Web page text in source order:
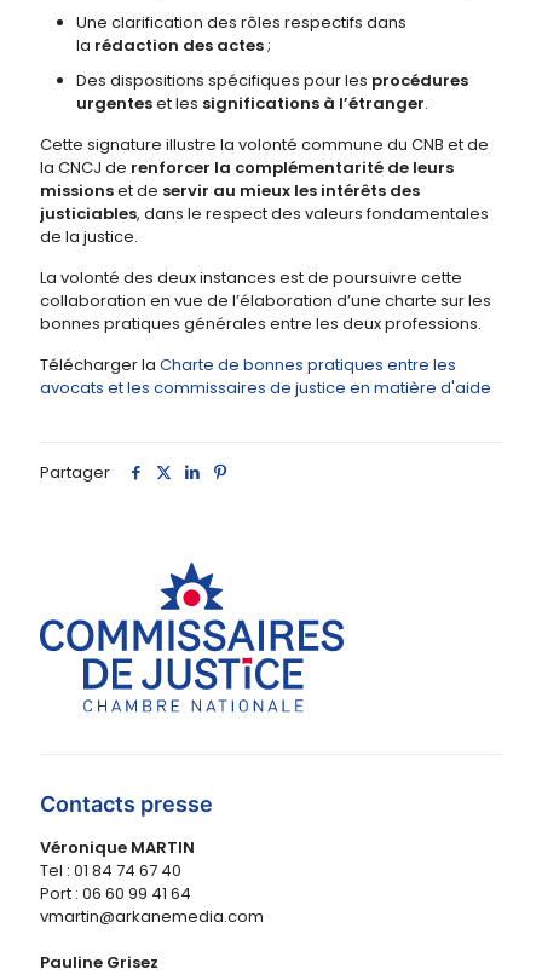
Une clarification des rôles respectifs dans
la rédaction des actes;
Des dispositions spécifiques pour les procédures
urgenteset les significations à l’étranger.
Cette signature illustre la volonté commune du CNB et de
la CNCJ de renforcer la complémentarité de leurs
missionset de servir au mieux les intérêts des
justiciables, dans le respect des valeurs fondamentales
de la justice.
La volonté des deux instances est de poursuivre cette
collaboration en vue de l’élaboration d’une charte sur les
bonnes pratiques générales entre les deux professions.
Télécharger la Charte de bonnes pratiques entre les
avocats et les commissaires de justice en matière d'aide
Partager
Contacts presse
Véronique MARTIN
Tel : 01 84 74 67 40
Port : 06 60 99 41 64
vmartin@arkanemedia.com
Pauline Grisez